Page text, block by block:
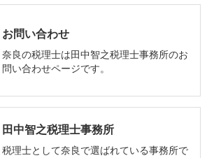
お問い合わせ
奈良の税理士は田中智之税理士事務所のお
問い合わせページです。
田中智之税理士事務所
税理士として奈良で選ばれている事務所で